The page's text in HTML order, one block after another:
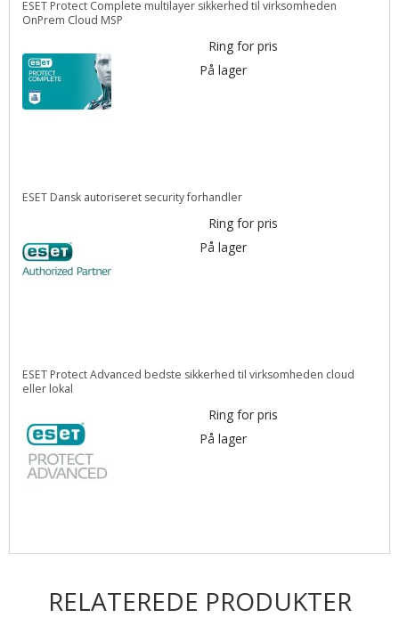
ESET Protect Complete multilayer sikkerhed til virksomheden
OnPrem Cloud MSP
Ring for pris
På lager
ESET Dansk autoriseret security forhandler
Ring for pris
På lager
ESET Protect Advanced bedste sikkerhed til virksomheden cloud
eller lokal
Ring for pris
På lager
RELATEREDE PRODUKTER